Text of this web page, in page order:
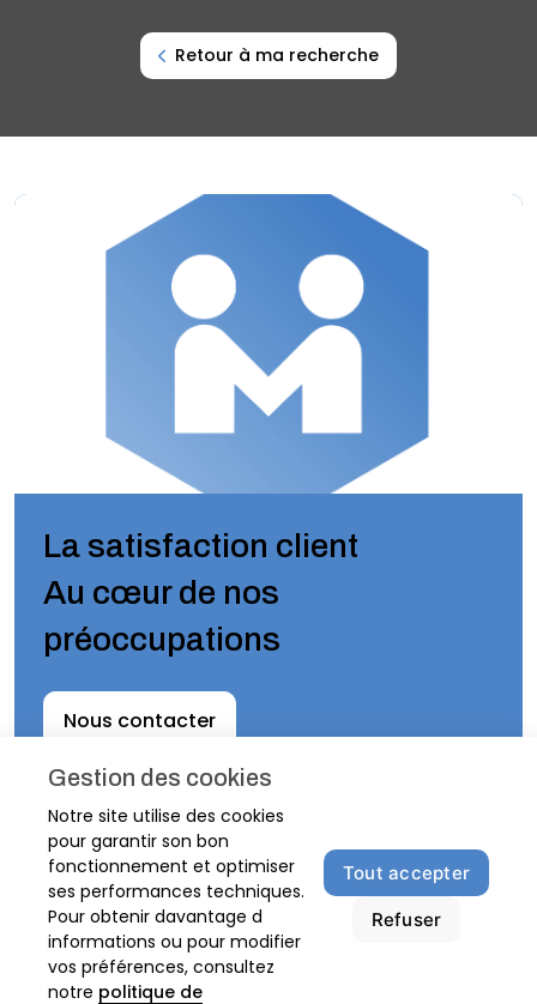
Retour à ma recherche
La satisfaction client
Au cœur de nos
préoccupations
Nous contacter
Accueil
Contact
Mentions légales
Politique de confidentialité
Gestion des cookies
Notre site utilise des cookies
pour garantir son bon
fonctionnement et optimiser
ses performances techniques.
Pour obtenir davantage d
informations ou pour modifier
vos préférences, consultez
notre politique de
Tout accepter
Refuser